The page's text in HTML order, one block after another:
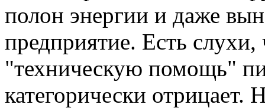
полон энергии и даже
предприятие. Есть слухи,
"техническую помощь"
категорически отрицает.